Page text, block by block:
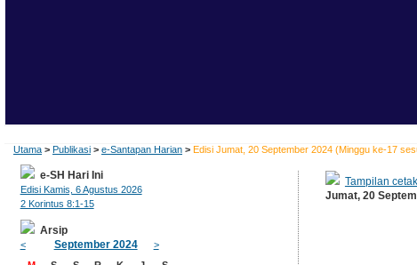
Utama > Publikasi > e-Santapan Harian > Edisi Jumat, 20 September 2024 (Minggu ke-17
Tampilan cetak
Jumat, 20
e-SH Hari Ini
Edisi Kamis, 6 Agustus 2026
2 Korintus 8:1-15
Arsip
< September 2024
>